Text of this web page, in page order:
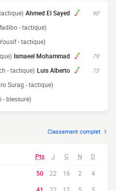
90'
Ahmed El Sayed
- tactique)
- tactique)
79'
Ismaeel Mohammad
73'
Luis Alberto
- tactique)
Surag - tactique)
- blessure)
Classement complet
Pts J G N D
50 22 16 2
4